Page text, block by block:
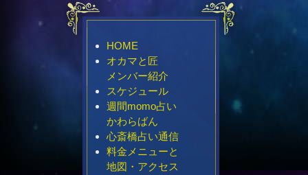
HOME
オカマと匠
メンバー紹介
スケジュール
週間momo占い
かわらばん
心斎橋占い通信
料金メニューと
地図・アクセス